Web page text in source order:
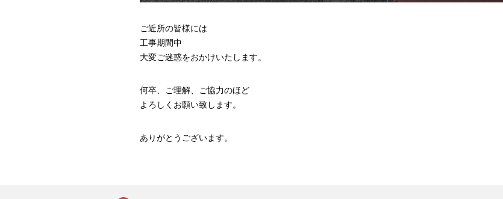
ご近所の皆様には
工事期間中
大変ご迷惑をおかけいたします。
何卒、ご理解、ご協力のほど
よろしくお願い致します。
ありがとうございます。